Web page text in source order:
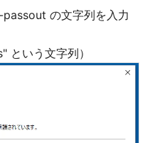
の文字列を入力
という文字列）